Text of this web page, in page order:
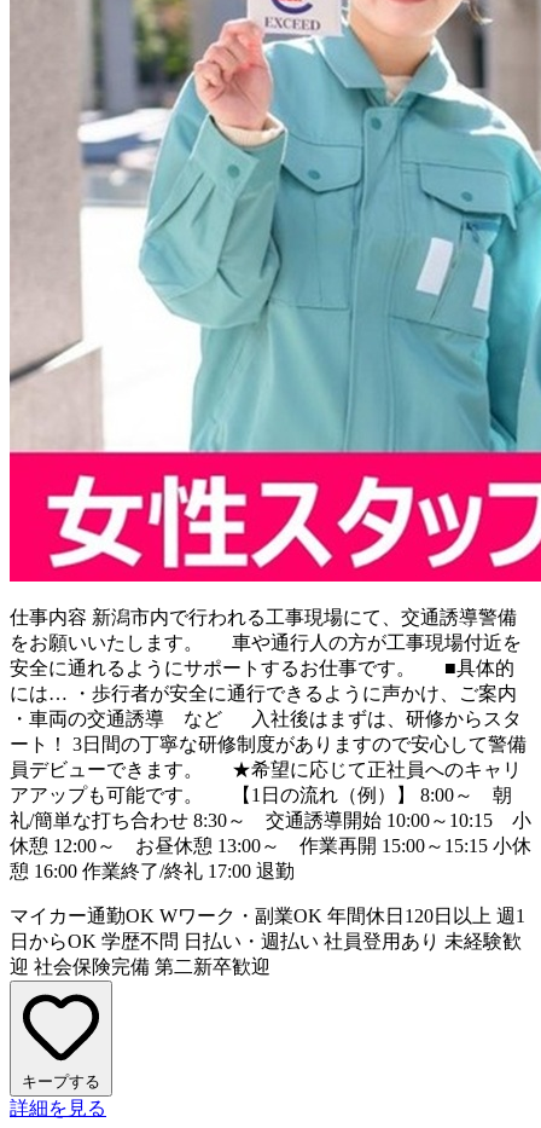
仕事内容 新潟市内で行われる工事現場にて、交通誘導警備
をお願いいたします。 車や通行人の方が工事現場付近を
安全に通れるようにサポートするお仕事です。 ■具体的
には… ・歩行者が安全に通行できるように声かけ、ご案内
・車両の交通誘導 など 入社後はまずは、研修からスタ
ート！ 3日間の丁寧な研修制度がありますので安心して警備
員デビューできます。 ★希望に応じて正社員へのキャリ
アアップも可能です。 【1日の流れ（例）】 8:00～ 朝
礼/簡単な打ち合わせ 8:30～ 交通誘導開始 10:00～10:15 小
休憩 12:00～ お昼休憩 13:00～ 作業再開 15:00～15:15 小休
憩 16:00 作業終了/終礼 17:00 退勤
マイカー通勤OK Wワーク・副業OK 年間休日120日以上 週1
日からOK 学歴不問 日払い・週払い 社員登用あり 未経験歓
迎 社会保険完備 第二新卒歓迎
キープする
詳細を見る